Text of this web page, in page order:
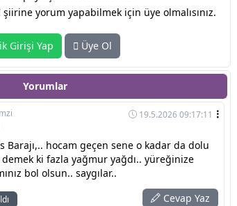
şiirine yorum yapabilmek için üye olmalısınız.
Girişi Yap Üye Ol
Yorumlar
19.5.2026 09:17:11
Barajı,.. hocam geçen sene o kadar da dolu
ki fazla yağmur yağdı.. yüreğinize
bol olsun.. saygılar..
Cevap Yaz